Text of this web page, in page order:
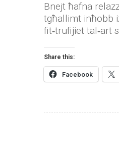
Bnejt ħafna
tgħallimt inħobb
fit‑trufijiet tal‑art
Share this:
Facebook